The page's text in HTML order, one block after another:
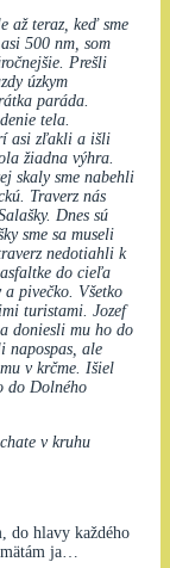
až teraz, keď sme
500 nm, som
Prešli
úzkym
paráda.
tela.
asi zľakli a išli
žiadna výhra.
skaly sme nabehli
Traverz nás
Dnes sú
sme sa museli
nedotiahli k
do cieľa
a pivečko. Všetko
turistami. Jozef
doniesli mu ho do
napospas, ale
v krčme. Išiel
do Dolného
v kruhu
do hlavy každého
ja…